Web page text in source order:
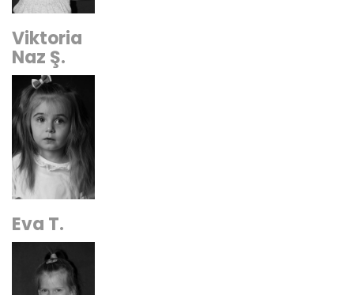
Viktoria
Naz Ş.
Eva T.